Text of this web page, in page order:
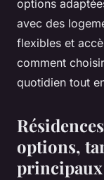
options
avec des
flexibles et
comment
quotidien tout
options,
principaux